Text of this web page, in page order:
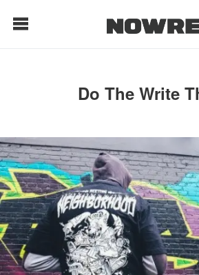
每日鲜榨
每日栏目
时 尚
球 鞋
生 活
Do The Write